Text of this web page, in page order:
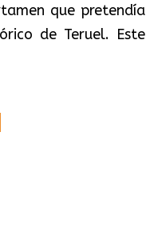
que pretendía
de Teruel. Este